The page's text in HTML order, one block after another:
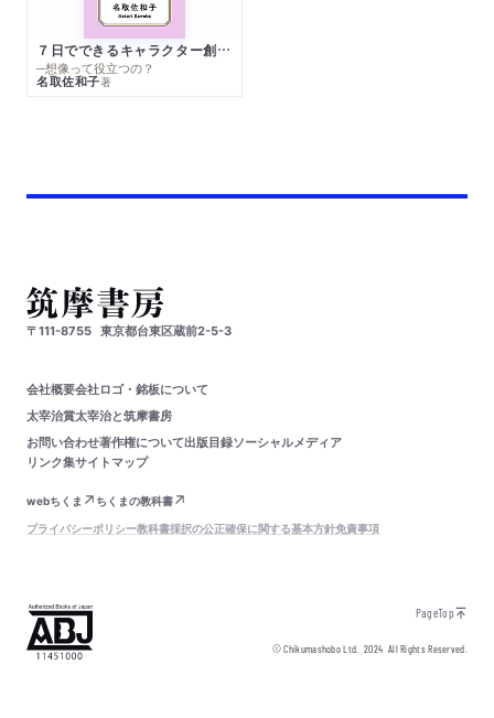
７日でできるキャラクター創作入門
─想像って役立つの？
名取佐和子著
〒111-8755 東京都台東区蔵前2-5-3
会社概要会社ロゴ・銘板について
太宰治賞太宰治と筑摩書房
お問い合わせ著作権について出版目録ソーシャルメディア
リンク集サイトマップ
webちくま
ちくまの教科書
プライバシーポリシー教科書採択の公正確保に関する基本方針免責事項
PageTop
© Chikumashobo Ltd.2024 All Rights Reserved.